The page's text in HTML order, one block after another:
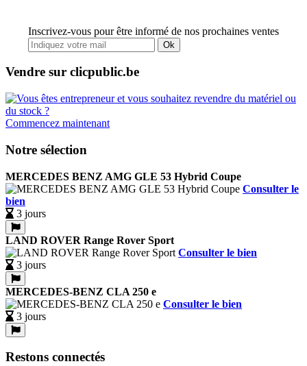
Inscrivez-vous pour être informé de nos prochaines ventes
Ok
Vendre sur clicpublic.be
Commencez maintenant
Notre sélection
MERCEDES BENZ AMG GLE 53 Hybrid Coupe
Consulter le
bien
3 jours
LAND ROVER Range Rover Sport
Consulter le bien
3 jours
MERCEDES-BENZ CLA 250 e
Consulter le bien
3 jours
Restons connectés